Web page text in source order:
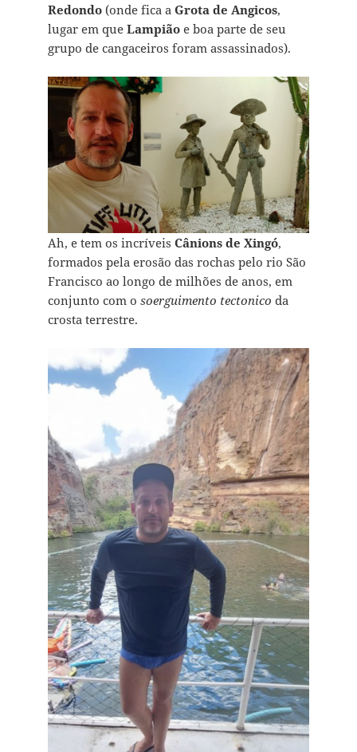
Redondo(onde fica a Grota de Angicos,
lugar em que Lampiãoe boa parte de seu
grupo de cangaceiros foram assassinados).
Ah, e tem os incríveis Cânions de Xingó,
formados pela erosão das rochas pelo rio São
Francisco ao longo de milhões de anos, em
conjunto com o soerguimento tectonico da
crosta terrestre.